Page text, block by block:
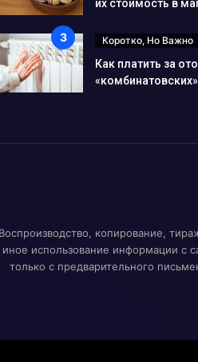
их стоимость в
Коротко, Но Важно
Как платить за
копирование,
иное использование информации с
только с предварительного